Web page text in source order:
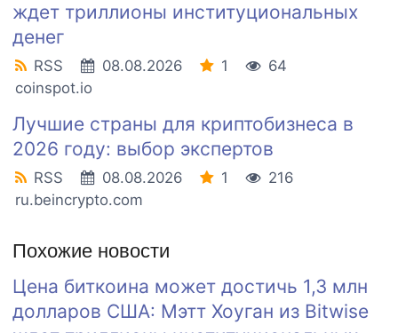
ждет триллионы институциональных
денег
RSS 08.08.2026 1
64
coinspot.io
Лучшие страны для криптобизнеса в
2026 году: выбор экспертов
RSS 08.08.2026 1
216
ru.beincrypto.com
Похожие новости
Цена биткоина может достичь 1,3 млн
долларов США: Мэтт Хоуган из Bitwise